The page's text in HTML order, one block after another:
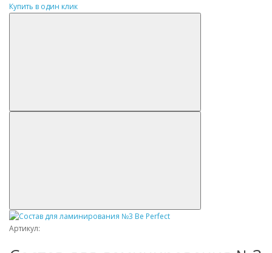
Купить в один клик
Артикул: